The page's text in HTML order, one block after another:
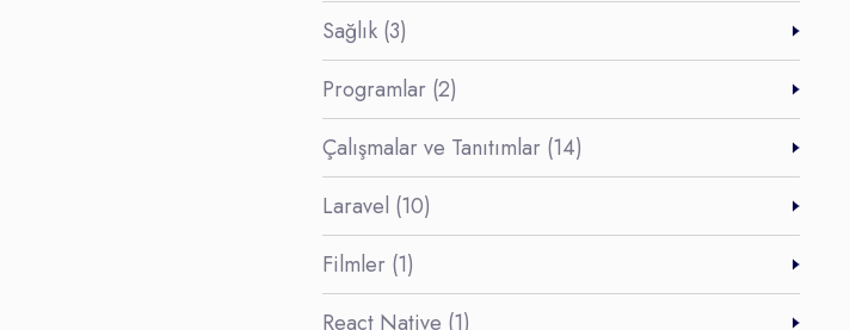
Sağlık (3)
Programlar (2)
Çalışmalar ve Tanıtımlar (14)
Laravel (10)
Filmler (1)
React Native (1)